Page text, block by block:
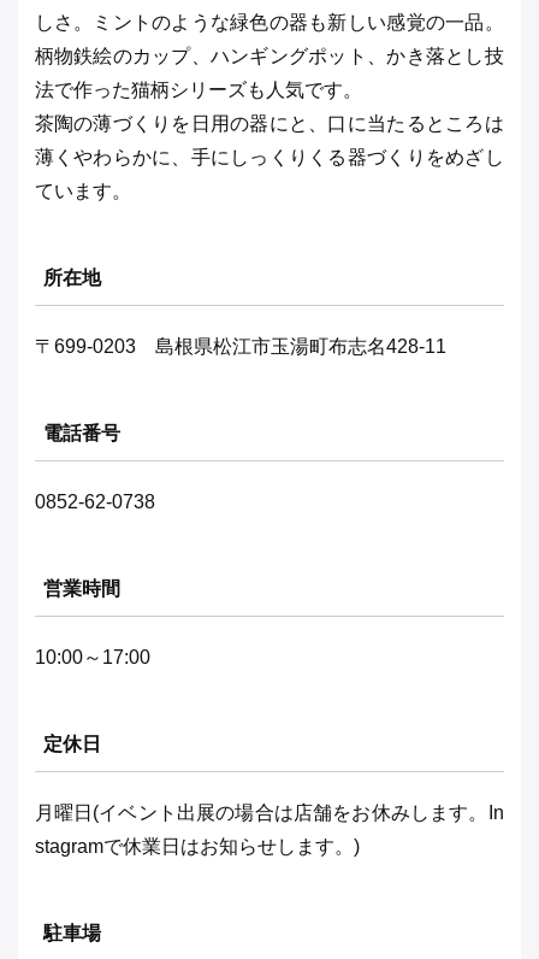
しさ。ミントのような緑色の器も新しい感覚の一品。
柄物鉄絵のカップ、ハンギングポット、かき落とし技
法で作った猫柄シリーズも人気です。
茶陶の薄づくりを日用の器にと、口に当たるところは
薄くやわらかに、手にしっくりくる器づくりをめざし
ています。
所在地
〒699-0203 島根県松江市玉湯町布志名428-11
電話番号
0852-62-0738
営業時間
10:00～17:00
定休日
月曜日(イベント出展の場合は店舗をお休みします。In
stagramで休業日はお知らせします。)
駐車場